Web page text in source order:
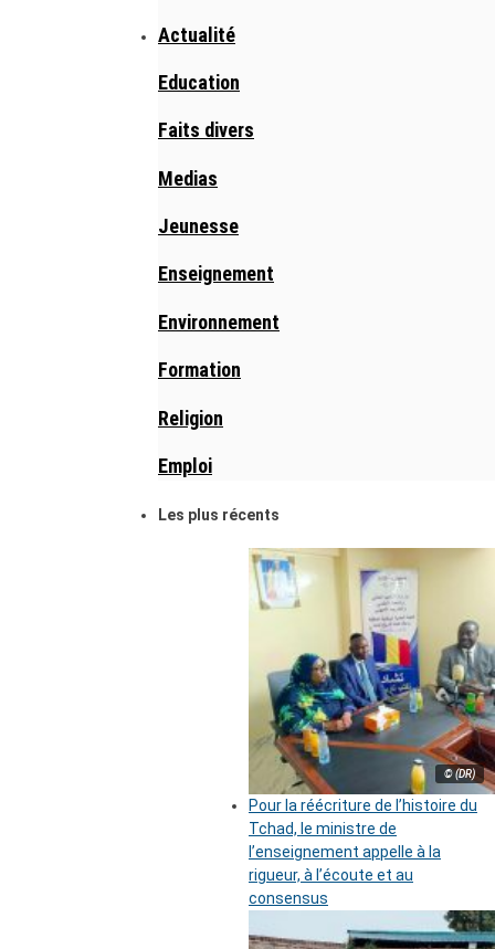
Actualité
Education
Faits divers
Medias
Jeunesse
Enseignement
Environnement
Formation
Religion
Emploi
Les plus récents
© (DR)
Pour la réécriture de l’histoire du
Tchad, le ministre de
l’enseignement appelle à la
rigueur, à l’écoute et au
consensus